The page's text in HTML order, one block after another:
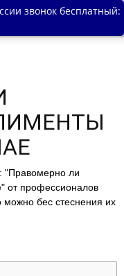
звонок бесплатный:
"Правомерно ли
от профессионалов
можно бес стеснения их